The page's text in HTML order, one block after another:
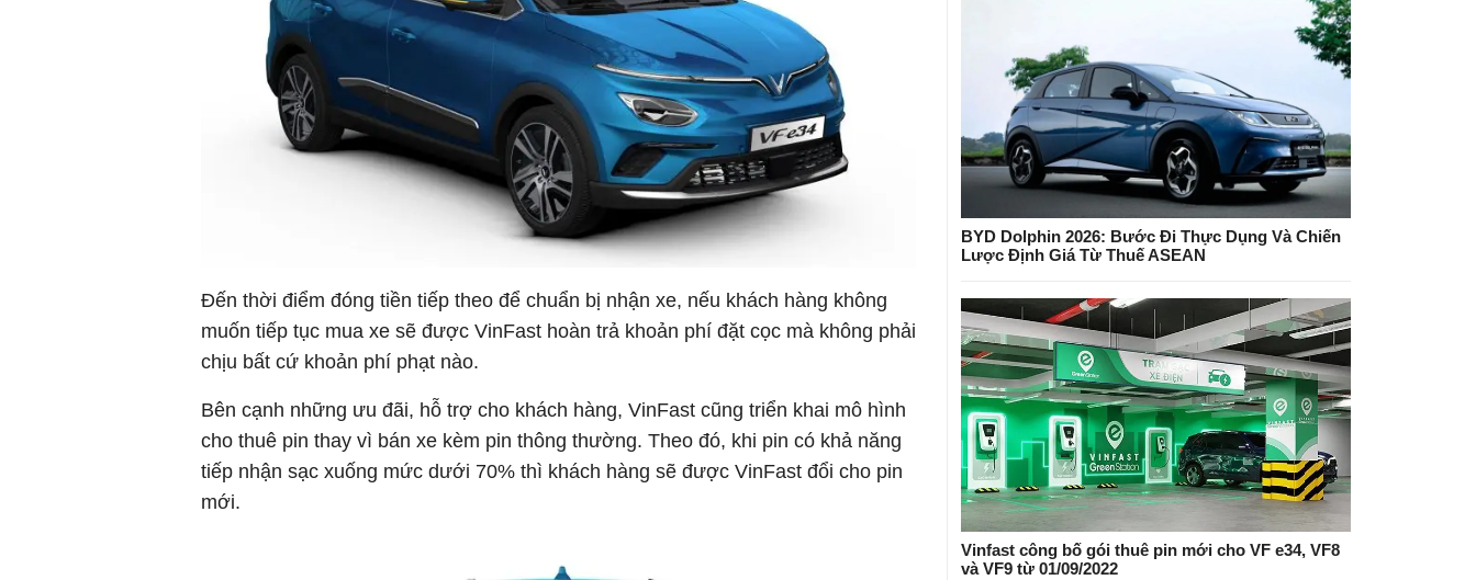
Đến thời điểm đóng tiền tiếp theo để chuẩn bị nhận xe, nếu khách hàng không
muốn tiếp tục mua xe sẽ được VinFast hoàn trả khoản phí đặt cọc mà không phải
chịu bất cứ khoản phí phạt nào.
Bên cạnh những ưu đãi, hỗ trợ cho khách hàng, VinFast cũng triển khai mô hình
cho thuê pin thay vì bán xe kèm pin thông thường. Theo đó, khi pin có khả năng
tiếp nhận sạc xuống mức dưới 70% thì khách hàng sẽ được VinFast đổi cho pin
mới.
BYD Dolphin 2026: Bước Đi Thực Dụng Và Chiến
Lược Định Giá Từ Thuế ASEAN
Vinfast công bố gói thuê pin mới cho VF e34, VF8
và VF9 từ 01/09/2022